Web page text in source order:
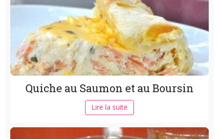
Quiche au Saumon et au Boursin
Lire la suite